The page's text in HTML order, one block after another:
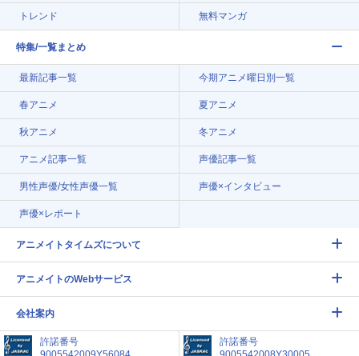
トレンド 無料マンガ
特集/一覧まとめ
最新記事一覧 今期アニメ曜日別一覧
春アニメ 夏アニメ
秋アニメ 冬アニメ
アニメ記事一覧 声優記事一覧
男性声優/女性声優一覧 声優×インタビュー
声優×レポート
アニメイトタイムズについて
アニメイトのWebサービス
会社案内
許諾番号
許諾番号